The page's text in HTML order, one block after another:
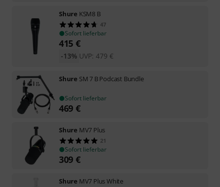
Shure KSM8 B
47
Sofort lieferbar
415 €
UVP: 479 €
-13%
Shure SM 7 B Podcast Bundle
Sofort lieferbar
469 €
Shure MV7 Plus
21
Sofort lieferbar
309 €
Shure MV7 Plus White